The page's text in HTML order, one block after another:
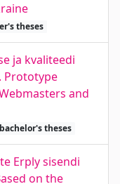
theses
ja kvaliteedi
Prototype
and
bachelor's theses
Erply sisendi
on the